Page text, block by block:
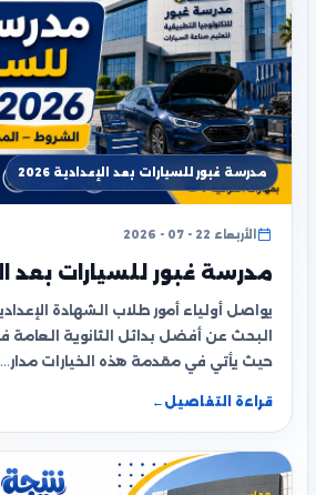
مدرسة غبور للسيارات بعد الإعدادية 2026
الأربعاء 22 - 07 - 2026
مدرسة غبور للسيارات بعد
يواصل أولياء أمور طلاب الشهادة
البحث عن أفضل بدائل الثانوية العامة
حيث يأتي في مقدمة هذه الخيارات مدار…
قراءة التفاصيل ←